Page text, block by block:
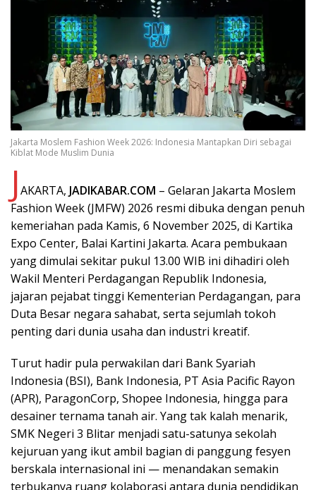
Jakarta Moslem Fashion Week 2026: Indonesia Mantapkan Diri sebagai
Kiblat Mode Muslim Dunia
JAKARTA, JADIKABAR.COM – Gelaran Jakarta Moslem
Fashion Week (JMFW) 2026 resmi dibuka dengan penuh
kemeriahan pada Kamis, 6 November 2025, di Kartika
Expo Center, Balai Kartini Jakarta. Acara pembukaan
yang dimulai sekitar pukul 13.00 WIB ini dihadiri oleh
Wakil Menteri Perdagangan Republik Indonesia,
jajaran pejabat tinggi Kementerian Perdagangan, para
Duta Besar negara sahabat, serta sejumlah tokoh
penting dari dunia usaha dan industri kreatif.
Turut hadir pula perwakilan dari Bank Syariah
Indonesia (BSI), Bank Indonesia, PT Asia Pacific Rayon
(APR), ParagonCorp, Shopee Indonesia, hingga para
desainer ternama tanah air. Yang tak kalah menarik,
SMK Negeri 3 Blitar menjadi satu-satunya sekolah
kejuruan yang ikut ambil bagian di panggung fesyen
berskala internasional ini — menandakan semakin
terbukanya ruang kolaborasi antara dunia pendidikan